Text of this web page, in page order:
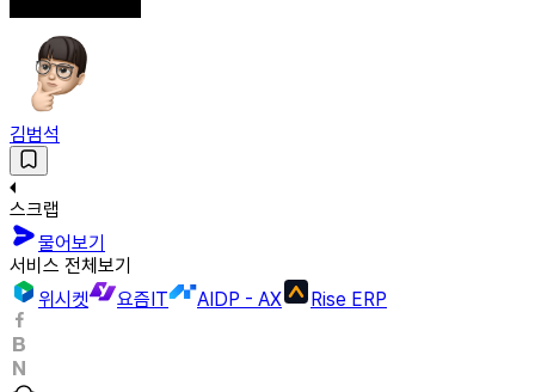
김범석
스크랩
물어보기
서비스 전체보기
위시켓
요즘IT AIDP - AX Rise ERP